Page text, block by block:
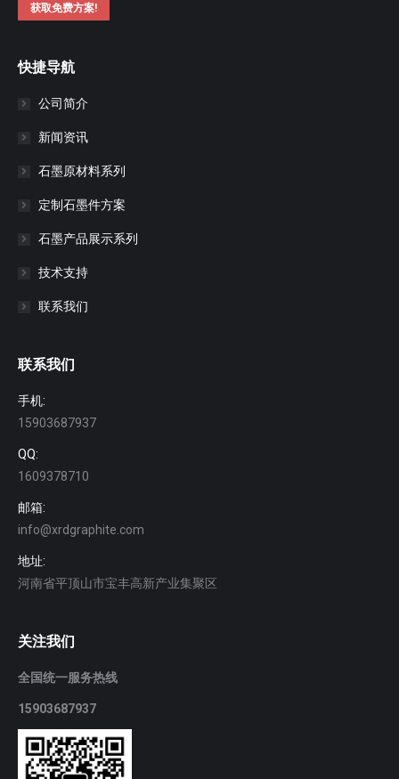
获取免费方案!
快捷导航
公司简介
新闻资讯
石墨原材料系列
定制石墨件方案
石墨产品展示系列
技术支持
联系我们
联系我们
手机:
15903687937
QQ:
1609378710
邮箱:
info@xrdgraphite.com
地址:
河南省平顶山市宝丰高新产业集聚区
关注我们
全国统一服务热线
15903687937